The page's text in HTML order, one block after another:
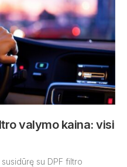
valymo kaina: visi
su DPF filtro